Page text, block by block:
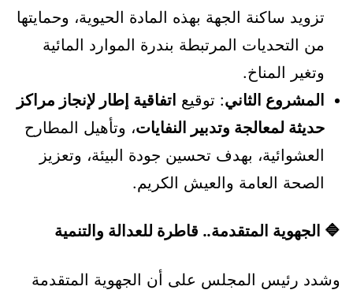
تزويد ساكنة الجهة بهذه المادة الحيوية، وحمايتها
من التحديات المرتبطة بندرة الموارد المائية
وتغير المناخ.
المشروع الثاني: توقيع اتفاقية إطار لإنجاز مراكز
حديثة لمعالجة وتدبير النفايات، وتأهيل المطارح
العشوائية، بهدف تحسين جودة البيئة، وتعزيز
الصحة العامة والعيش الكريم.
🔷 الجهوية المتقدمة.. قاطرة للعدالة والتنمية
وشدد رئيس المجلس على أن الجهوية المتقدمة